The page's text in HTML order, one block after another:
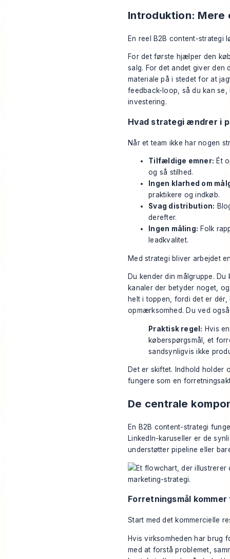
Introduktion: Mere
En reel B2B content-strategi
For det første hjælper den
salg. For det andet giver den
materiale på i stedet for at
feedback-loop, så du kan
investering.
Hvad strategi ændrer i
Når et team ikke har nogen
Tilfældige emner: Ét
og så stilhed.
Ingen klarhed om
praktikere og indkøb.
Svag distribution:
derefter.
Ingen måling: Folk
leadkvalitet.
Med strategi bliver arbejdet
Du kender din målgruppe.
kanaler der betyder noget,
helt i toppen, fordi det er
opmærksomhed. Du ved
Praktisk regel: Hvis
køberspørgsmål, et
sandsynligvis ikke
Det er skiftet. Indhold holder
fungere som en
De centrale
En B2B content-strategi
LinkedIn-karuseller er de
understøtter pipeline eller
Forretningsmål
Start med det kommercielle
Hvis virksomheden har brug
med at forstå problemet,